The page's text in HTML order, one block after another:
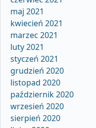
maj 2021
kwiecień 2021
marzec 2021
luty 2021
styczeń 2021
grudzień 2020
listopad 2020
październik 2020
wrzesień 2020
sierpień 2020